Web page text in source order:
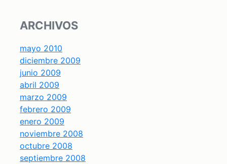
ARCHIVOS
mayo 2010
diciembre 2009
junio 2009
abril 2009
marzo 2009
febrero 2009
enero 2009
noviembre 2008
octubre 2008
septiembre 2008